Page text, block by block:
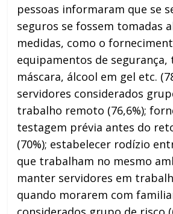
pessoas informaram que se
seguros se fossem tomadas
medidas, como o
equipamentos de segurança,
máscara, álcool em gel etc.
servidores considerados
trabalho remoto (76,6%);
testagem prévia antes do
(70%); estabelecer rodízio
que trabalham no mesmo
manter servidores em
quando morarem com